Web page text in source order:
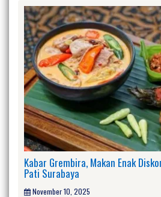
Kabar Grembira, Makan Enak
Pati Surabaya
November 10, 2025